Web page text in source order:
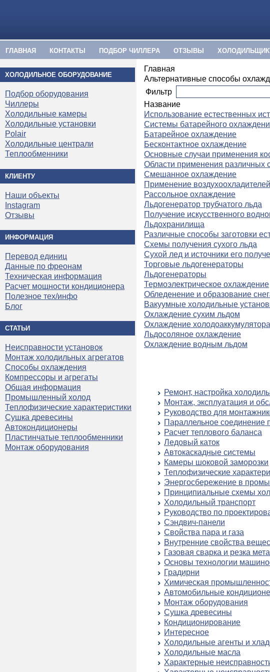
ГЛАВНАЯ КОНТАКТЫ ПОДБОР ЧИЛЛЕРА ОТЗЫВЫ
ХОЛОДИЛЬНОЕ ОБОРУДОВАНИЕ
Подбор оборудования
Чиллеры
Холодильные камеры
Холодильные установки
Polair
Холодильные централи
Теплообменники
КЛИЕНТУ
Наши объекты
Instagram
Отзывы
ИНФОРМАЦИЯ
Перевод единиц
Данные по фреонам
Техническая информация
Расчет мощности кондиционера
Полезное тех/инфо
Блог
СТАТЬИ
Неисправности установок
Монтаж холодильных агрегатов
Способы охлаждения
Компрессоры и агрегаты
Общая информация
Промышленный холод
Теплофизические характеристики
Сушка древесины
Автокондиционеры
Пластинчатые теплообменники
Монтаж оборудования
Главная
Альтернативные способы
Фильтр
Название
Использование естественных
Системы батарейного
Батарейное охлаждение
Бесконтактное охлаждение
Основные случаи применения
Области применения различных
Смешанное охлаждение
Применение
Рассольное охлаждение
Льдогенератор трубчатого льда
Получение искусственного
Льдохранилища
Различные способы заготовки
Схемы получения сухого льда
Сухой лед и источники его
Торговые льдогенераторы
Льдогенераторы
Термоэлектрическое охлаждение
Обледенение и образование
Вакуумные холодильные
Охлаждение сухим льдом
Охлаждение
Льдосоляное охлаждение
Охлаждение водным льдом
Ремонт, настройка
Монтаж, эксплуатация и
Руководство для
Параллельное соединение
Расчет теплового баланса
Ледовый каток
Автокаскадные системы
Камеры шоковой заморозки
Теплофизические
Энергосбережение в
Принципиальные схемы
Холодильный транспорт
Руководство по
Сэндвич-панели
Свойства пара и газа
Внутренние свойства
Газовая сварка и резка
Основы технологии
Градирни
Химическая
Автомобильные
Монтаж оборудования
Сушка древесины
Кондиционирование
Интересное
Холодильные агенты и
Холодильные масла
Характерные